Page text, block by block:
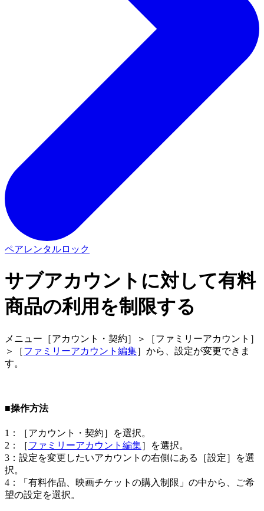
ペアレンタルロック
サブアカウントに対して有料
商品の利用を制限する
メニュー［アカウント・契約］＞［ファミリーアカウント］
＞［ファミリーアカウント編集］から、設定が変更できま
す。
■操作方法
1：［アカウント・契約］を選択。
2：［ファミリーアカウント編集］を選択。
3：設定を変更したいアカウントの右側にある［設定］を選
択。
4：「有料作品、映画チケットの購入制限」の中から、ご希
望の設定を選択。